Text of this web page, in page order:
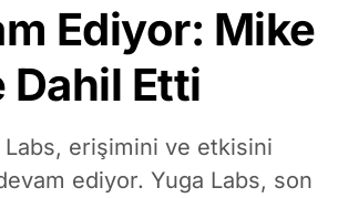
Ediyor: Mike
Dahil Etti
erişimini ve etkisini
ediyor. Yuga Labs, son